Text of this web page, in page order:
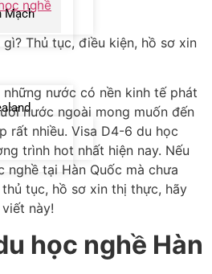
Mạch
nghề
Thủ tục, điều kiện, hồ sơ xin
nước có nền kinh tế phát
nước ngoài mong muốn đến
rất nhiều. Visa D4-6 du học
trình hot nhất hiện nay. Nếu
nghề tại Hàn Quốc mà chưa
tục, hồ sơ xin thị thực, hãy
này!
học nghề Hàn